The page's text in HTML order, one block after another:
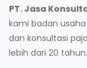
PT. Jasa
kami badan
dan konsultasi
lebih dari 20 tahun.